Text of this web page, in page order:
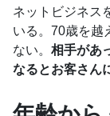
ネットビジネス
いる。70歳を越
ない。 相手があ
なるとお客さん